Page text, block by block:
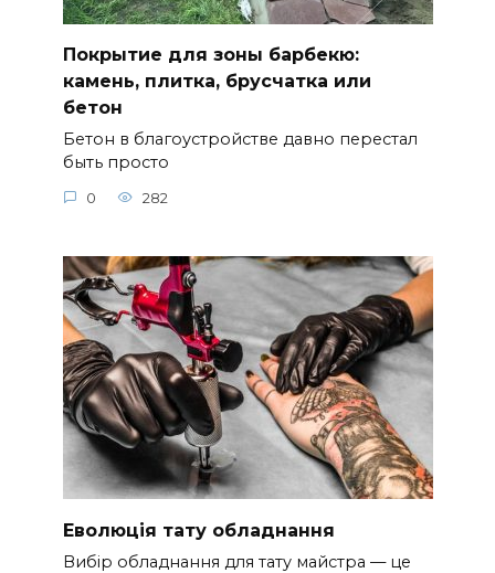
Покрытие для зоны барбекю:
камень, плитка, брусчатка или
бетон
Бетон в благоустройстве давно перестал
быть просто
0 282
Еволюція тату обладнання
Вибір обладнання для тату майстра — це